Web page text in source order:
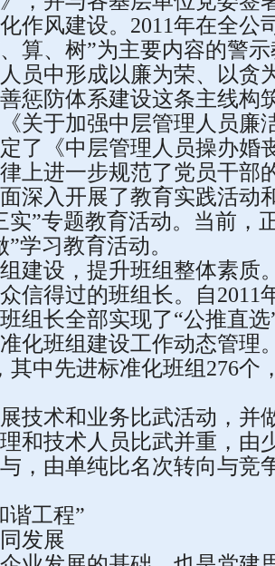
作风建设。2011年在全公
算、树”为主要内容的警
员中形成以廉为荣、以贪
惩防体系建设这条主线构
关于加强中层管理人员廉
了《中层管理人员操办婚
上进一步规范了党员干部
深入开展了教育实践活动
实”专题教育活动。当前，
”学习教育活动。
设，提升班组整体素质
信得过的班组长。自2011
组长全部实现了“公推直
化班组建设工作动态管理
其中先进标准化班组276个
术和业务比武活动，并
和技术人员比武并重，由
，由单纯比名次转向与竞
工程”
发展